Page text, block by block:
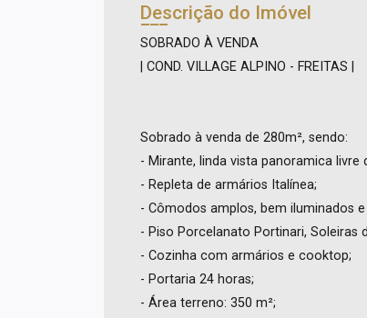
Descrição do Imóvel
SOBRADO À VENDA
| COND. VILLAGE ALPINO - FREITAS |
Sobrado à venda de 280m², sendo:
- Mirante, linda vista panoramica livre
- Repleta de armários Italínea;
- Cômodos amplos, bem iluminados
- Piso Porcelanato Portinari, Soleiras
- Cozinha com armários e cooktop;
- Portaria 24 horas;
- Área terreno: 350 m²;